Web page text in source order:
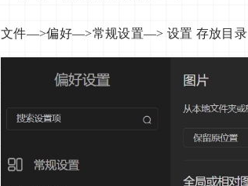
文件—>偏好—>常规设置—> 设置 存放目录